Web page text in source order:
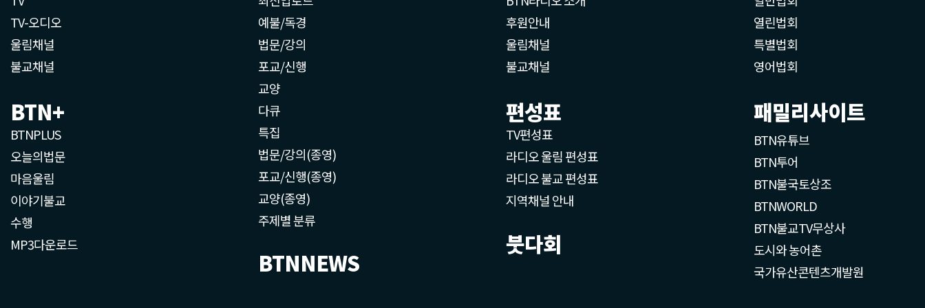
TV-오디오
울림채널
불교채널
BTN+
BTNPLUS
오늘의법문
마음울림
이야기불교
수행
MP3다운로드
예불/독경
법문/강의
포교/신행
교양
다큐
특집
법문/강의(종영)
포교/신행(종영)
교양(종영)
주제별 분류
BTNNEWS
후원안내
울림채널
불교채널
편성표
TV편성표
라디오 울림 편성표
라디오 불교 편성표
지역채널 안내
붓다회
열린법회
특별법회
영어법회
패밀리사이트
BTN유튜브
BTN투어
BTN불국토상조
BTNWORLD
BTN불교TV무상사
도시와 농어촌
국가유산콘텐츠개발원